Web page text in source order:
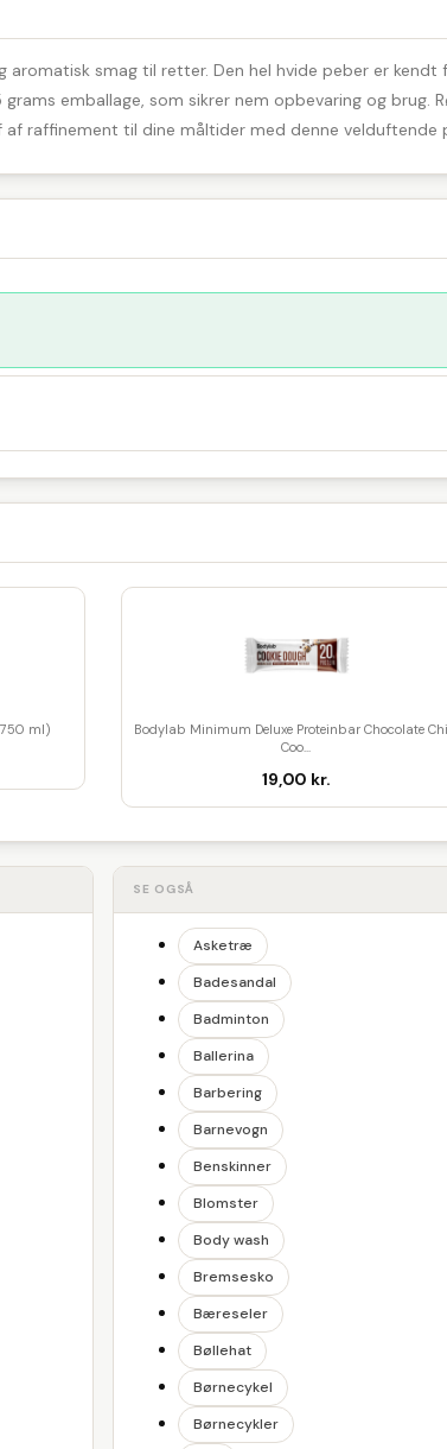
smag til retter. Den hel hvide peber er
emballage, som sikrer nem opbevaring og
raffinement til dine måltider med denne velduftende
ml)
Bodylab Minimum Deluxe Proteinbar Chocolate
Coo...
19,00 kr.
SE OGSÅ
Asketræ
Badesandal
Badminton
Ballerina
Barbering
Barnevogn
Benskinner
Blomster
Body wash
Bremsesko
Bæreseler
Bøllehat
Børnecykel
Børnecykler